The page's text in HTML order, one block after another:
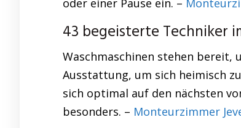
oder einer Pause ein. –
43 begeisterte Techniker
Waschmaschinen stehen bereit,
Ausstattung, um sich heimisch
sich optimal auf den nächsten
besonders. – Monteurzimmer